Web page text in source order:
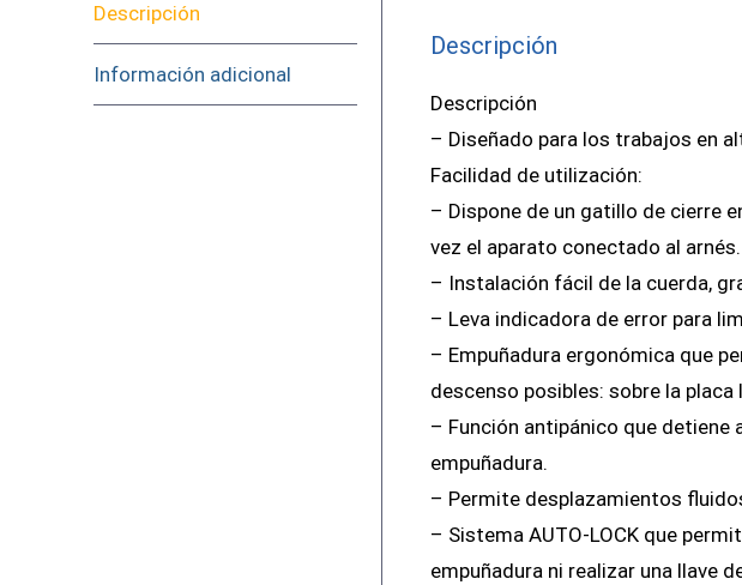
Descripción
Información adicional
Descripción
Descripción
– Diseñado para los trabajos en
Facilidad de utilización:
– Dispone de un gatillo de cierre
vez el aparato conectado al arnés.
– Instalación fácil de la cuerda,
– Leva indicadora de error para
– Empuñadura ergonómica que
descenso posibles: sobre la
– Función antipánico que
empuñadura.
– Permite desplazamientos
– Sistema AUTO-LOCK que
empuñadura ni realizar una llave